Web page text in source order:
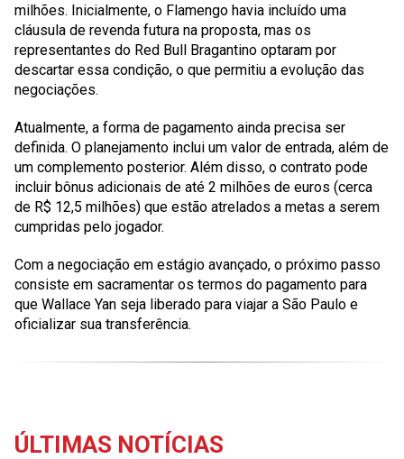
milhões. Inicialmente, o Flamengo havia incluído uma
cláusula de revenda futura na proposta, mas os
representantes do Red Bull Bragantino optaram por
descartar essa condição, o que permitiu a evolução das
negociações.
Atualmente, a forma de pagamento ainda precisa ser
definida. O planejamento inclui um valor de entrada, além de
um complemento posterior. Além disso, o contrato pode
incluir bônus adicionais de até 2 milhões de euros (cerca
de R$ 12,5 milhões) que estão atrelados a metas a serem
cumpridas pelo jogador.
Com a negociação em estágio avançado, o próximo passo
consiste em sacramentar os termos do pagamento para
que Wallace Yan seja liberado para viajar a São Paulo e
oficializar sua transferência.
ÚLTIMAS NOTÍCIAS